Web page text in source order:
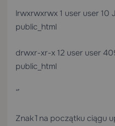
lrwxrwxrwx 1 user user 10
public_html
drwxr-xr-x 12 user user
public_html
“`
Znak `l` na początku ciągu